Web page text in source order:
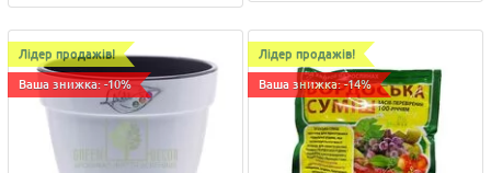
Лідер продажів!
Ваша знижка: -10%
Лідер продажів!
Ваша знижка: -14%